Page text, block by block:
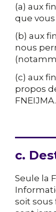
(a) aux
que
(b) aux
nous
(c) aux
propos
FNEIJMA.
c.
Seule la
soit